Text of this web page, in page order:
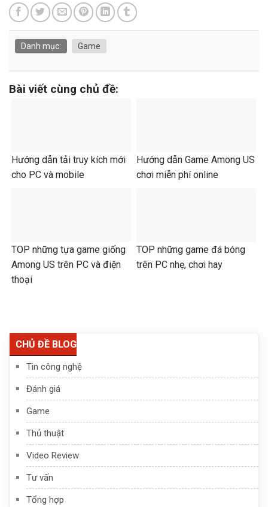
CHỦ ĐỀ BLOG
Tin công nghệ
Đánh giá
Game
Thủ thuật
Video Review
Tư vấn
Tổng hợp
Danh mục: Game
Bài viết cùng chủ đề:
Hướng dẫn tải truy kích mới
cho PC và mobile
Hướng dẫn Game Among US
chơi miễn phí online
TOP những tựa game giống
Among US trên PC và điện
thoại
TOP những game đá bóng
trên PC nhẹ, chơi hay